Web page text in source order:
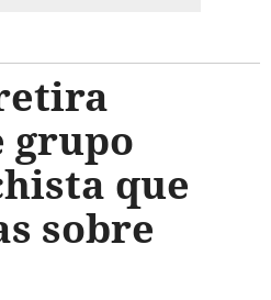
grupo
que
sobre